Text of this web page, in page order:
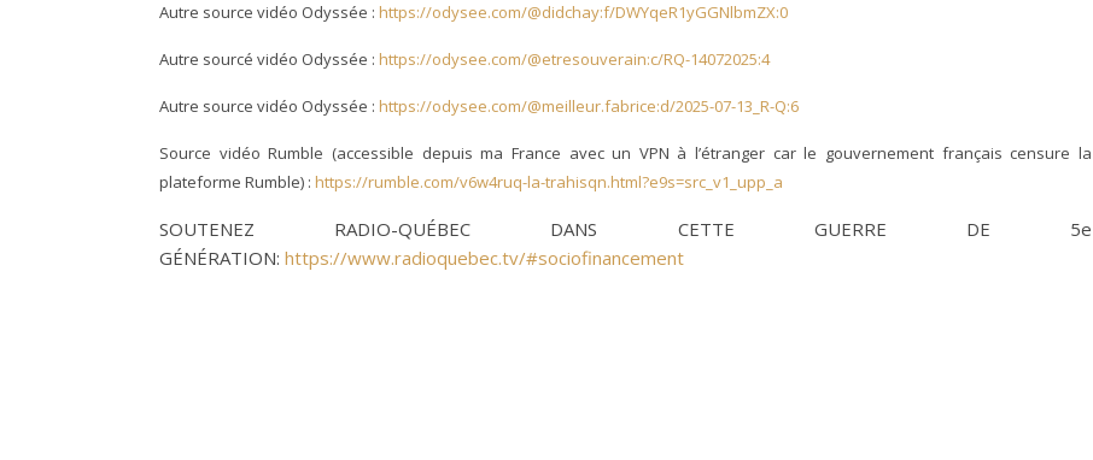
Autre source vidéo Odyssée : https://odysee.com/@didchay:f/DWYqeR1yGGNlbmZX:0
Autre sourcé vidéo Odyssée : https://odysee.com/@etresouverain:c/RQ-14072025:4
Autre source vidéo Odyssée : https://odysee.com/@meilleur.fabrice:d/2025-07-13_R-Q:6
Source vidéo Rumble (accessible depuis ma France avec un VPN à l’étranger car le gouvernement français censure la
plateforme Rumble) : https://rumble.com/v6w4ruq-la-trahisqn.html?e9s=src_v1_upp_a
SOUTENEZ RADIO-QUÉBEC DANS CETTE GUERRE DE 5e
GÉNÉRATION: https://www.radioquebec.tv/#sociofinancement